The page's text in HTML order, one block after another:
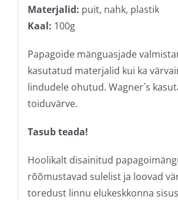
Materjalid: puit, nahk, plastik
Kaal: 100g
Papagoide mänguasjade
kasutatud materjalid kui ka
lindudele ohutud. Wagner´s
toiduvärve.
Tasub teada!
Hoolikalt disainitud
rõõmustavad sulelist ja loovad
toredust linnu elukeskkonna